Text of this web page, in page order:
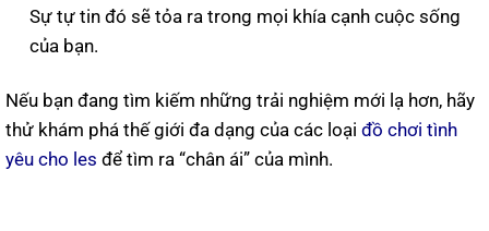
Sự tự tin đó sẽ tỏa ra trong mọi khía cạnh cuộc sống
của bạn.
Nếu bạn đang tìm kiếm những trải nghiệm mới lạ hơn, hãy
thử khám phá thế giới đa dạng của các loại đồ chơi tình
yêu cho les để tìm ra “chân ái” của mình.